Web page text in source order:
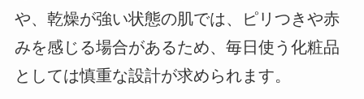
や、乾燥が強い状態の肌では、ピリつきや赤
みを感じる場合があるため、毎日使う化粧品
としては慎重な設計が求められます。